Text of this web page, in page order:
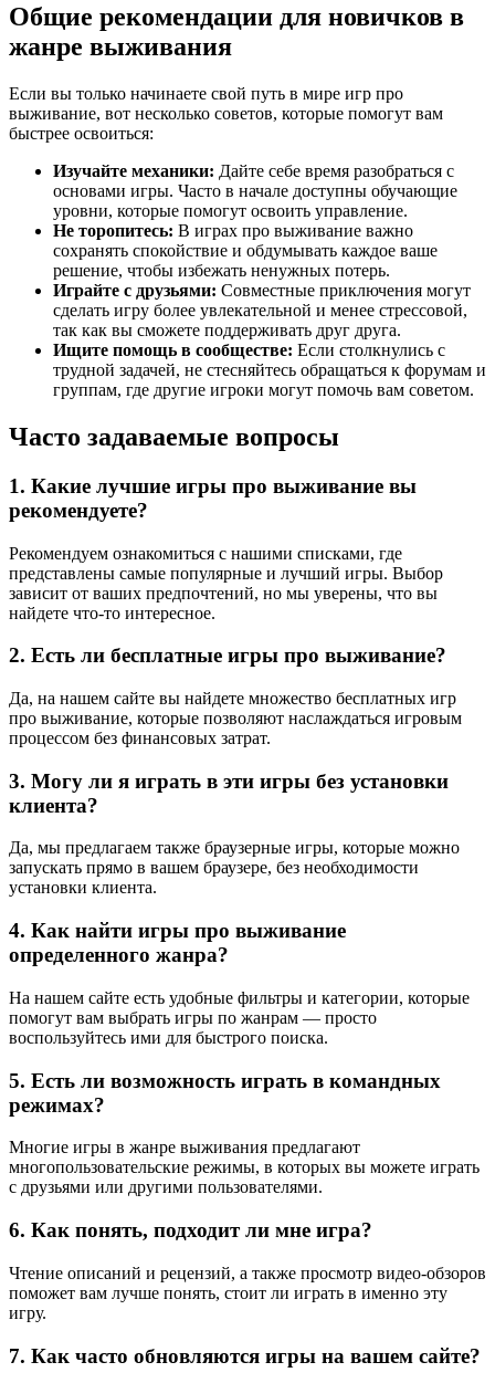
Общие рекомендации для новичков в
жанре выживания
Если вы только начинаете свой путь в мире игр про
выживание, вот несколько советов, которые помогут вам
быстрее освоиться:
Изучайте механики: Дайте себе время разобраться с
основами игры. Часто в начале доступны обучающие
уровни, которые помогут освоить управление.
Не торопитесь: В играх про выживание важно
сохранять спокойствие и обдумывать каждое ваше
решение, чтобы избежать ненужных потерь.
Играйте с друзьями: Совместные приключения могут
сделать игру более увлекательной и менее стрессовой,
так как вы сможете поддерживать друг друга.
Ищите помощь в сообществе: Если столкнулись с
трудной задачей, не стесняйтесь обращаться к форумам и
группам, где другие игроки могут помочь вам советом.
Часто задаваемые вопросы
1. Какие лучшие игры про выживание вы
рекомендуете?
Рекомендуем ознакомиться с нашими списками, где
представлены самые популярные и лучший игры. Выбор
зависит от ваших предпочтений, но мы уверены, что вы
найдете что-то интересное.
2. Есть ли бесплатные игры про выживание?
Да, на нашем сайте вы найдете множество бесплатных игр
про выживание, которые позволяют наслаждаться игровым
процессом без финансовых затрат.
3. Могу ли я играть в эти игры без установки
клиента?
Да, мы предлагаем также браузерные игры, которые можно
запускать прямо в вашем браузере, без необходимости
установки клиента.
4. Как найти игры про выживание
определенного жанра?
На нашем сайте есть удобные фильтры и категории, которые
помогут вам выбрать игры по жанрам — просто
воспользуйтесь ими для быстрого поиска.
5. Есть ли возможность играть в командных
режимах?
Многие игры в жанре выживания предлагают
многопользовательские режимы, в которых вы можете играть
с друзьями или другими пользователями.
6. Как понять, подходит ли мне игра?
Чтение описаний и рецензий, а также просмотр видео-обзоров
поможет вам лучше понять, стоит ли играть в именно эту
игру.
7. Как часто обновляются игры на вашем сайте?